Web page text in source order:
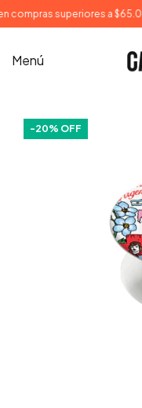
superiores a $65.000
Menú
-20% OFF